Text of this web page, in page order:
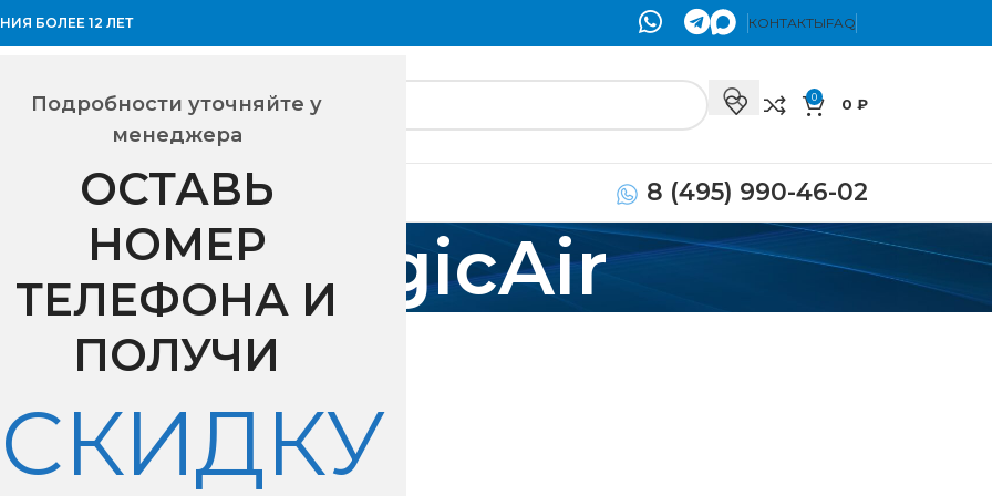
Подробности уточняйте у
менеджера
ОСТАВЬ
НОМЕР
ТЕЛЕФОНА И
ПОЛУЧИ
СКИДКУ
БОЛЕЕ 12 ЛЕТ КОНТАКТЫFAQ
0 0 ₽
8 (495) 990-46-02
и MagicAir